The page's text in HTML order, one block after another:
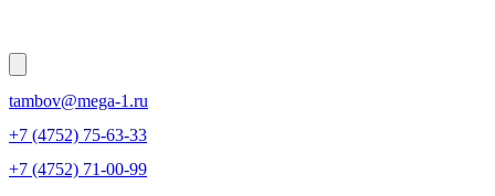
tambov@mega-1.ru
+7 (4752) 75-63-33
+7 (4752) 71-00-99